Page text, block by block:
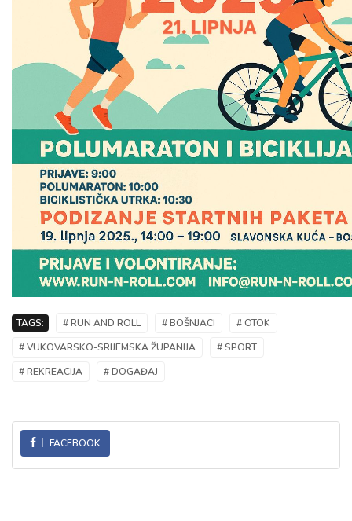
TAGS: # RUN AND ROLL # BOŠNJACI
# OTOK
# VUKOVARSKO-SRIJEMSKA ŽUPANIJA
# SPORT
# REKREACIJA
# DOGAĐAJ
FACEBOOK